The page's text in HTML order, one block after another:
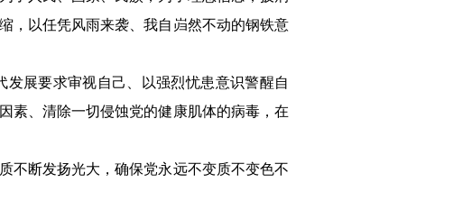
，以任凭风雨来袭、我自岿然不动的钢铁意
展要求审视自己、以强烈忧患意识警醒自
素、清除一切侵蚀党的健康肌体的病毒，在
不断发扬光大，确保党永远不变质不变色不